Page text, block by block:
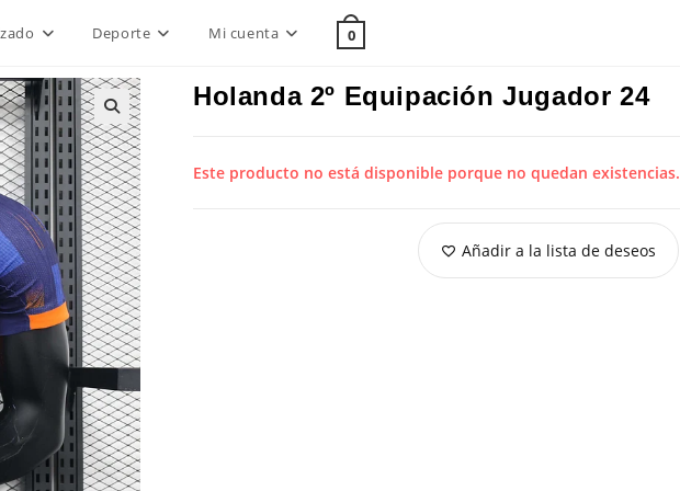
Deporte Mi cuenta 0
Holanda 2º Equipación Jugador 24
Este producto no está disponible porque no quedan existencias.
Añadir a la lista de deseos